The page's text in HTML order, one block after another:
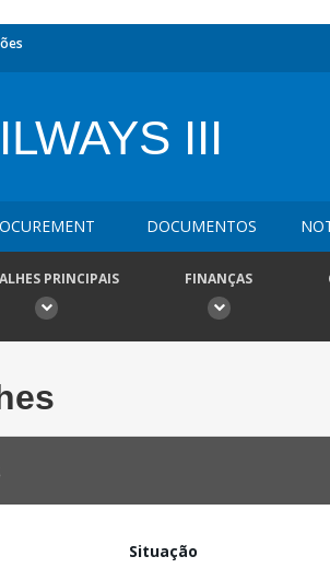
III
DOCUMENTOS
PRINCIPAIS FINANÇAS
Situação